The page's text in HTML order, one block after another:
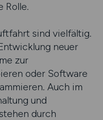
Rolle.
sind vielfältig.
neuer
zur
oder Software
Auch im
und
durch